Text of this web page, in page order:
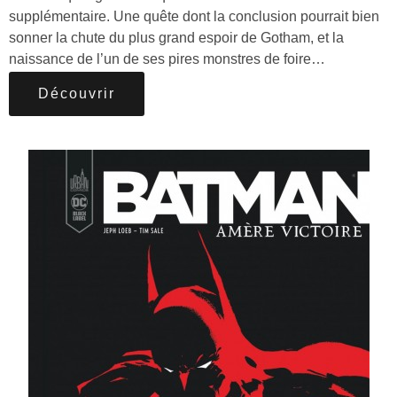
supplémentaire. Une quête dont la conclusion pourrait bien
sonner la chute du plus grand espoir de Gotham, et la
naissance de l’un de ses pires monstres de foire…
Découvrir